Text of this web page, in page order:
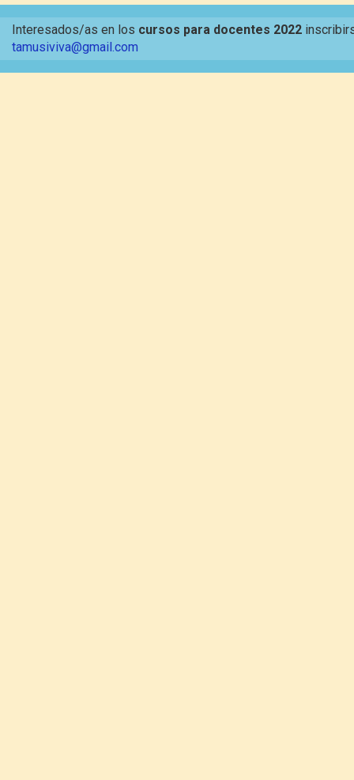
Interesados/as en los cursos para docentes 2022
tamusiviva@gmail.com